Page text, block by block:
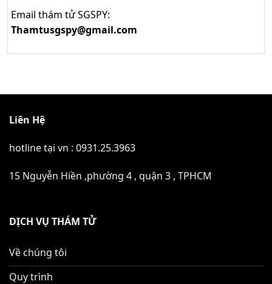
Email thám tử SGSPY:
Thamtusgspy@gmail.com
Liên Hệ
hotline tại vn : 0931.25.3963
15 Nguyễn Hiền ,phường 4 , quận 3 , TPHCM
DỊCH VỤ THÁM TỬ
Về chúng tôi
Quy trình